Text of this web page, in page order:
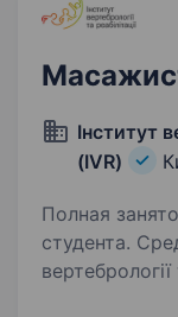
Інститут
(IVR)
Полная
студента. Среднее